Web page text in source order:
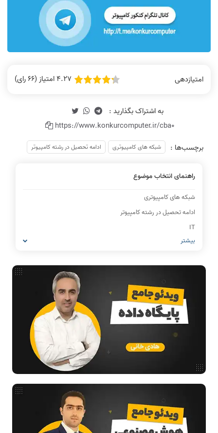
امتیازدهی 4.27 امتیاز (66 رای)
https://www.konkurcomputer.ir/cba0
برچسب‌ها :
شبکه های کامپیوتری ادامه تحصیل در رشته کامپیوتر
راهنمای انتخاب موضوع
شبکه های کامپیوتری
ادامه تحصیل در رشته کامپیوتر
IT
مشاغل رشته کامپیوتر
مدار منطقی
ساختمان داده
طراحی الگوریتم
هوش مصنوعی
فیلم حل سوال و تست
مقالات عمومی رشته کامپیوتر
آمادگی برای کنکور
بیشتر